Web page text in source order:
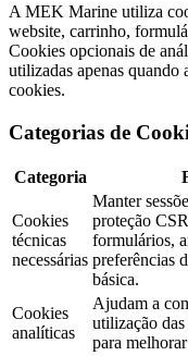
A MEK Marine utiliza
website, carrinho,
Cookies opcionais de
utilizadas apenas quando
cookies.
Categorias de
Categoria
Cookies
técnicas
necessárias
Manter
proteção
formulários,
preferências
básica.
Cookies
analíticas
Ajudam a
utilização
para